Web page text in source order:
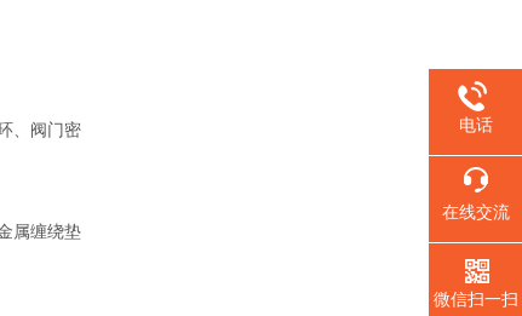
、阀门密
属缠绕垫
电话
在线交流
微信扫一扫